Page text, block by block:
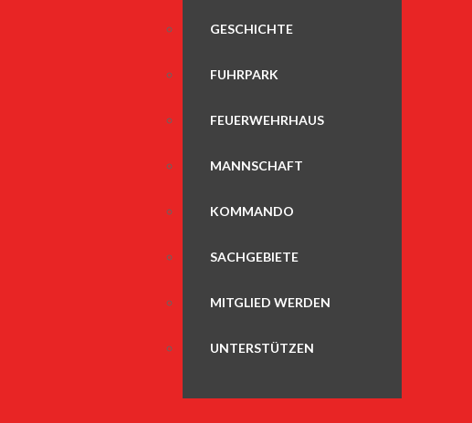
GESCHICHTE
FUHRPARK
FEUERWEHRHAUS
MANNSCHAFT
KOMMANDO
SACHGEBIETE
MITGLIED WERDEN
UNTERSTÜTZEN